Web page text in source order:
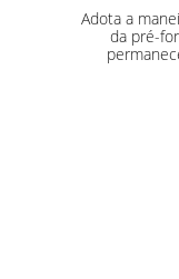
Adota a
da pré-